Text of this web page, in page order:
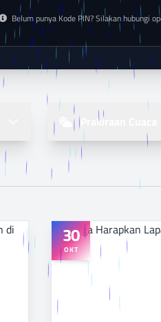
Belum punya Kode PIN? Silakan hubungi
Prakiraan Cuaca
30
OKT